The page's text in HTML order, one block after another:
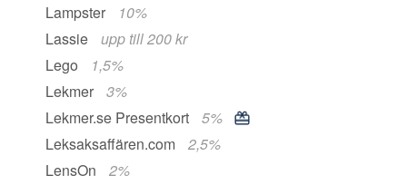
Lampster
10%
Lassie
upp till 200 kr
Lego
1,5%
Lekmer
3%
Lekmer.se Presentkort
5%
Leksaksaffären.com
2,5%
LensOn
2%